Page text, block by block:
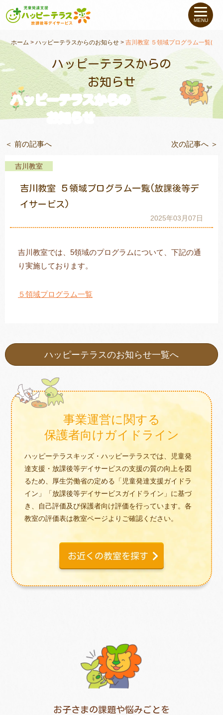
私たちについて
未就学のお子さま（０〜６才）
小学生〜高校生の お子さま
支援事例
教室一覧
トレキング
MENU
ホーム >ハッピーテラスからのお知らせ >吉川教室 ５領域プログラム一覧(放
ハッピーテラスからの
お知らせ
ハッピーテラスからの
お知らせ
＜ 前の記事へ 次の記事へ ＞
吉川教室
吉川教室 ５領域プログラム一覧(放課後等デ
イサービス)
2025年03月07日
吉川教室では、5領域のプログラムについて、下記の通
り実施しております。
５領域プログラム一覧
ハッピーテラスのお知らせ一覧へ
事業運営に関する
保護者向けガイドライン
ハッピーテラスキッズ・ハッピーテラスでは、児童発
達支援・放課後等デイサービスの支援の質の向上を図
るため、厚生労働省の定める「児童発達支援ガイドラ
イン」「放課後等デイサービスガイドライン」に基づ
き、自己評価及び保護者向け評価を行っています。各
教室の評価表は教室ページよりご確認ください。
お子さまの課題や悩みごとを